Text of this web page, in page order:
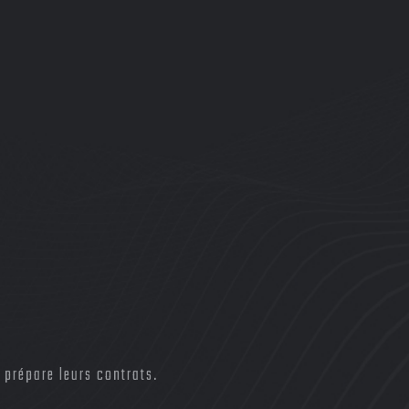
leurs contrats.